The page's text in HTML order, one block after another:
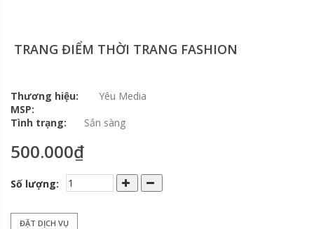
TRANG ĐIỂM THỜI TRANG FASHION
Thương hiệu:
Yêu Media
MSP:
Tình trạng:
Sắn sàng
500.000₫
Số lượng:
ĐẶT DỊCH VỤ